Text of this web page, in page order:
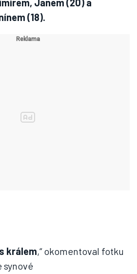
Janem (20) a
(18).
s králem,“ okomentoval fotku
synové